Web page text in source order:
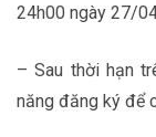
24h00 ngày 27/
– Sau thời hạn
năng đăng ký để